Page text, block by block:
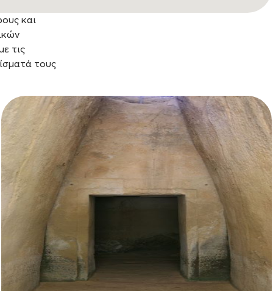
και
τις
τους